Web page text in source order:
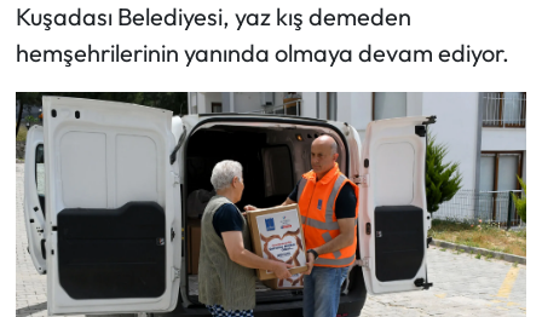
Kuşadası Belediyesi, yaz kış demeden
hemşehrilerinin yanında olmaya devam ediyor.